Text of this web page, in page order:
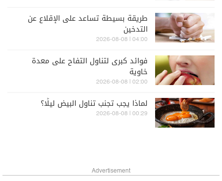
طريقة بسيطة تساعد على الإقلاع عن
التدخين
04:00 | 2026-08-08
فوائد كبرى لتناول التفاح على معدة
خاوية
02:00 | 2026-08-08
لماذا يجب تجنب تناول البيض ليلًا؟
00:29 | 2026-08-08
Advertisement